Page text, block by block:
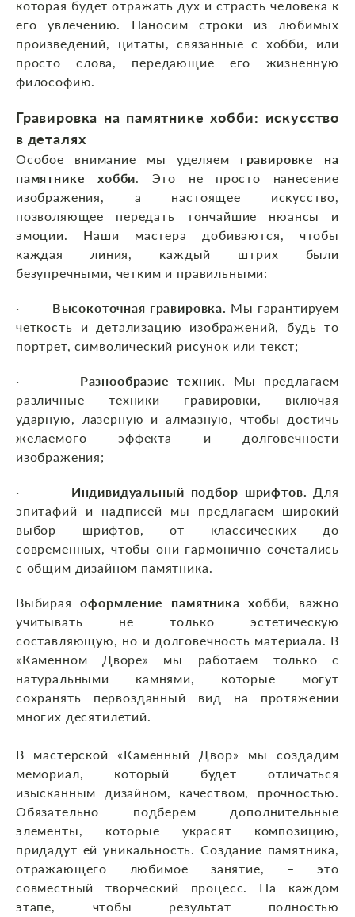
которая будет отражать дух и страсть человека к
его увлечению. Наносим строки из любимых
произведений, цитаты, связанные с хобби, или
просто слова, передающие его жизненную
философию.
Гравировка на памятнике хобби: искусство
в деталях
Особое внимание мы уделяем гравировке на
памятнике хобби. Это не просто нанесение
изображения, а настоящее искусство,
позволяющее передать тончайшие нюансы и
эмоции. Наши мастера добиваются, чтобы
каждая линия, каждый штрих были
безупречными, четким и правильными:
· Высокоточная гравировка. Мы гарантируем
четкость и детализацию изображений, будь то
портрет, символический рисунок или текст;
· Разнообразие техник.
Мы предлагаем
различные техники гравировки, включая
ударную, лазерную и алмазную, чтобы достичь
желаемого эффекта и долговечности
изображения;
· Индивидуальный подбор шрифтов. Для
эпитафий и надписей мы предлагаем широкий
выбор шрифтов, от классических до
современных, чтобы они гармонично сочетались
с общим дизайном памятника.
Выбираяоформление памятника хобби, важно
учитывать не только эстетическую
составляющую, но и долговечность материала. В
«Каменном Дворе» мы работаем только с
натуральными камнями, которые могут
сохранять первозданный вид на протяжении
многих десятилетий.
В мастерской «Каменный Двор» мы создадим
мемориал, который будет отличаться
изысканным дизайном, качеством, прочностью.
Обязательно подберем дополнительные
элементы, которые украсят композицию,
придадут ей уникальность. Создание памятника,
отражающего любимое занятие, – это
совместный творческий процесс. На каждом
этапе, чтобы результат полностью